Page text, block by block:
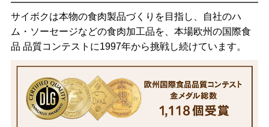
サイボクは本物の食肉製品づくりを目指し、自社のハ
ム・ソーセージなどの食肉加工品を、本場欧州の国際食
品 品質コンテストに1997年から挑戦し続けています。